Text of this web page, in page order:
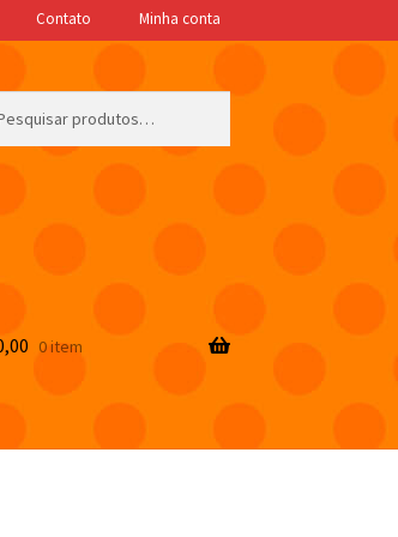
Contato Minha conta
0 item